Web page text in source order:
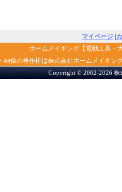
マイページ |
ホームメイキング【電動工具・
画像の著作権は株式会社ホームメイキ
Copyright © 2002-2026